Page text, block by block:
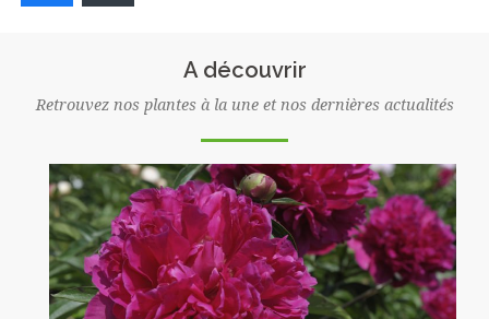
A découvrir
Retrouvez nos plantes à la une et nos dernières actualités